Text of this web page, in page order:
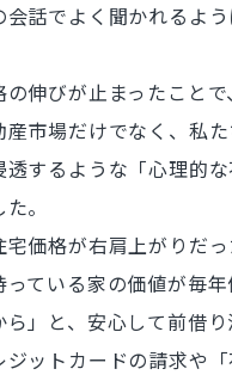
会話でよく聞かれるよ
伸びが止まったことで
産市場だけでなく、私
透するような「心理的
。
価格が右肩上がりだっ
っている家の価値が毎
ら」と、安心して前借
ジットカードの請求や